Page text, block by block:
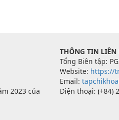
2023 của
THÔNG TIN LIÊN
Tổng Biên tập:
Website: https://
Email:
Ðiện thoại: (+84)